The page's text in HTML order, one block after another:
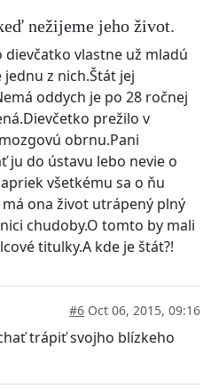
nežijeme jeho život.
vlastne už mladú
z nich.Štát jej
oddych je po 28 ročnej
prežilo v
obrnu.Pani
ju do ústavu lebo nevie o
všetkému sa o ňu
ona život utrápený plný
chudoby.O tomto by mali
titulky.A kde je štát?!
#6 Oct 06, 2015, 09:16
trápiť svojho blízkeho